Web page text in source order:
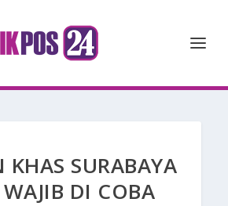
KHAS SURABAYA
DI COBA